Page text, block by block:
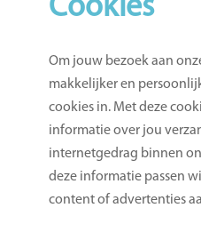
Cookies
Om jouw bezoek aan
makkelijker en
cookies in. Met deze
informatie over jou
internetgedrag binnen
deze informatie passen
content of advertenties